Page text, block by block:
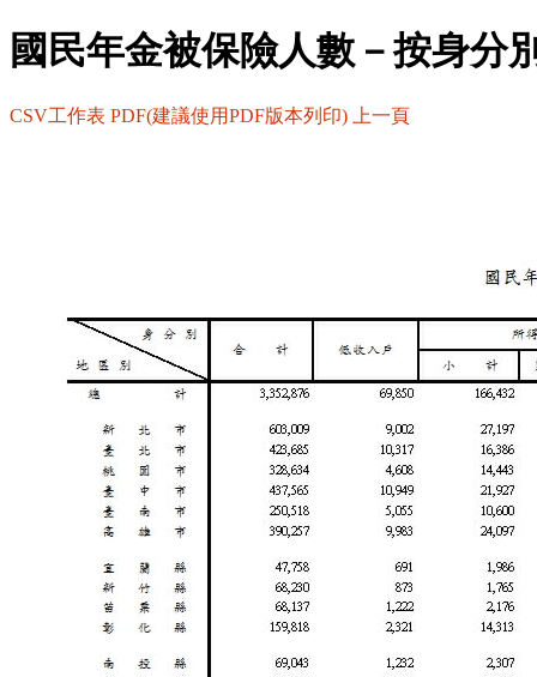
國民年金被保險人數－按身分
CSV工作表 PDF(建議使用PDF版本列印) 上一頁